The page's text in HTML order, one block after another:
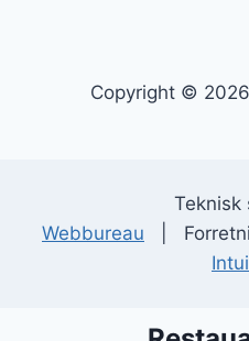
Copyright ©
Teknisk
Webbureau |